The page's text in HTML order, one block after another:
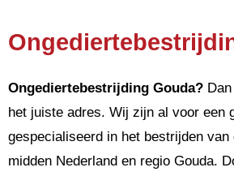
Ongediertebestrijding Gouda?
het juiste adres. Wij zijn al voor een
gespecialiseerd in het bestrijden van
midden Nederland en regio Gouda.